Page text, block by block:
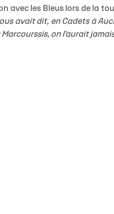
avec les Bleus lors de la
avait dit, en Cadets à
on l'aurait